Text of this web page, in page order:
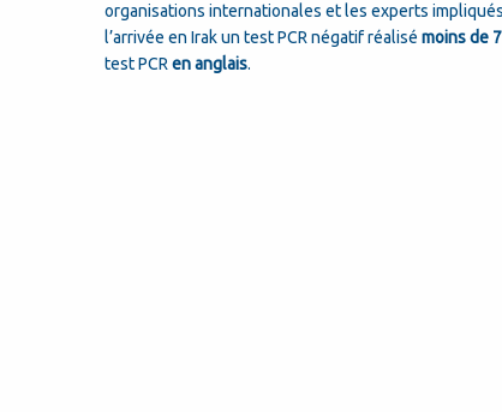
organisations internationales et les experts
l’arrivée en Irak un test PCR négatif réalisé moins de
test PCR en anglais.